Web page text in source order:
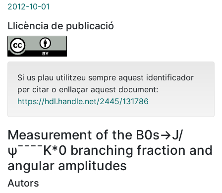
2012-10-01
Llicència de publicació
Si us plau utilitzeu sempre aquest identificador
per citar o enllaçar aquest document:
https://hdl.handle.net/2445/131786
Measurement of the B0s→J/
ψ¯¯¯¯K*0 branching fraction and
angular amplitudes
Autors